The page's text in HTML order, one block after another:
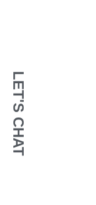
LET'S CHAT